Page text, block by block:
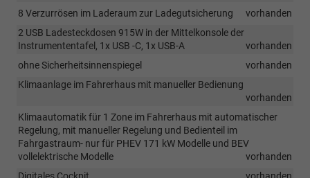
8 Verzurrösen im Laderaum zur Ladegutsicherung
vorhanden
2 USB Ladesteckdosen 915W in der Mittelkonsole der
Instrumententafel, 1x USB -C, 1x USB-A
vorhanden
ohne Sicherheitsinnenspiegel
vorhanden
Klimaanlage im Fahrerhaus mit manueller Bedienung
vorhanden
Klimaautomatik für 1 Zone im Fahrerhaus mit automatischer
Regelung, mit manueller Regelung und Bedienteil im
Fahrgastraum- nur für PHEV 171 kW Modelle und BEV
vollelektrische Modelle
vorhanden
Digitales Cockpit
vorhanden